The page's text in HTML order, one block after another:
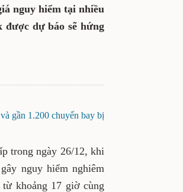
nguy hiểm tại nhiều
dự báo sẽ hứng
gần 1.200 chuyến bay bị
trong ngày 26/12, khi
nguy hiểm nghiêm
khoảng 17 giờ cùng